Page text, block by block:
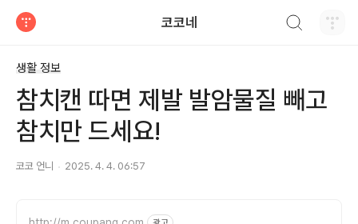
코코네
생활 정보
참치캔 따면 제발 발암물질 빼고
참치만 드세요!
코코 언니 2025. 4. 4. 06:57